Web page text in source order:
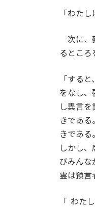
「わた
次に、
るところ
「する
をなし、
し異言
きである
きである
しかし
びみんな
霊は預言
「 わた